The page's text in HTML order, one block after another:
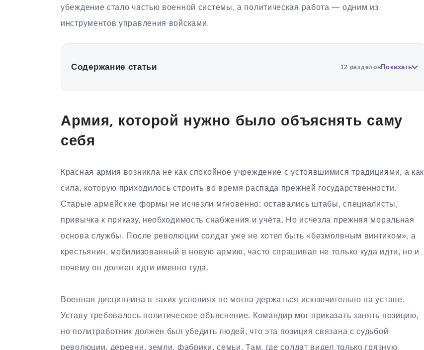
убеждение стало частью военной системы, а политическая работа — одним из
инструментов управления войсками.
Содержание статьи 12 разделовПоказать
Армия, которой нужно было объяснять саму
себя
Красная армия возникла не как спокойное учреждение с устоявшимися традициями, а как
сила, которую приходилось строить во время распада прежней государственности.
Старые армейские формы не исчезли мгновенно: оставались штабы, специалисты,
привычка к приказу, необходимость снабжения и учёта. Но исчезла прежняя моральная
основа службы. После революции солдат уже не хотел быть «безмолвным винтиком», а
крестьянин, мобилизованный в новую армию, часто спрашивал не только куда идти, но и
почему он должен идти именно туда.
Военная дисциплина в таких условиях не могла держаться исключительно на уставе.
Уставу требовалось политическое объяснение. Командир мог приказать занять позицию,
но политработник должен был убедить людей, что эта позиция связана с судьбой
революции, деревни, земли, фабрики, семьи. Там, где солдат видел только грязную